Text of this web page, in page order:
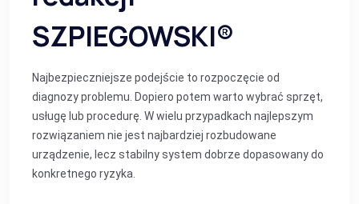
SZPIEGOWSKI®
Najbezpieczniejsze podejście to rozpoczęcie od
diagnozy problemu. Dopiero potem warto wybrać sprzęt,
usługę lub procedurę. W wielu przypadkach najlepszym
rozwiązaniem nie jest najbardziej rozbudowane
urządzenie, lecz stabilny system dobrze dopasowany do
konkretnego ryzyka.